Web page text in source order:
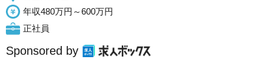
年収480万円～600万円
正社員
Sponsored by